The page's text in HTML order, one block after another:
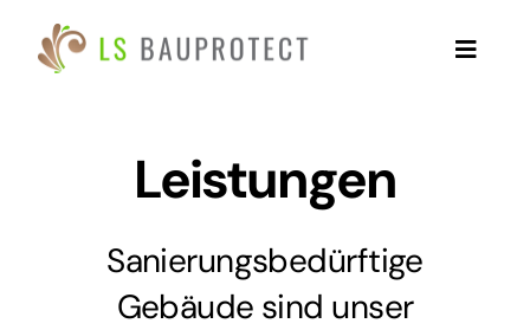
Inhalt
Toggle
Leistungen
Warum LS Bauprotect?
Leistungen
Sanierungsbedürftige
Gebäude sind unser